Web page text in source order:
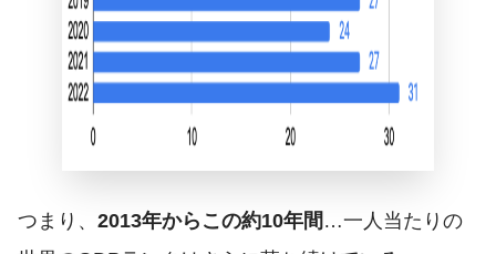
つまり、 2013年からこの約10年間…一人当たりの